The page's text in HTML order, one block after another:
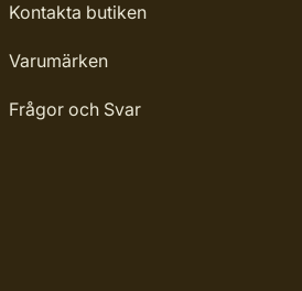
Kontakta butiken
Varumärken
Frågor och Svar